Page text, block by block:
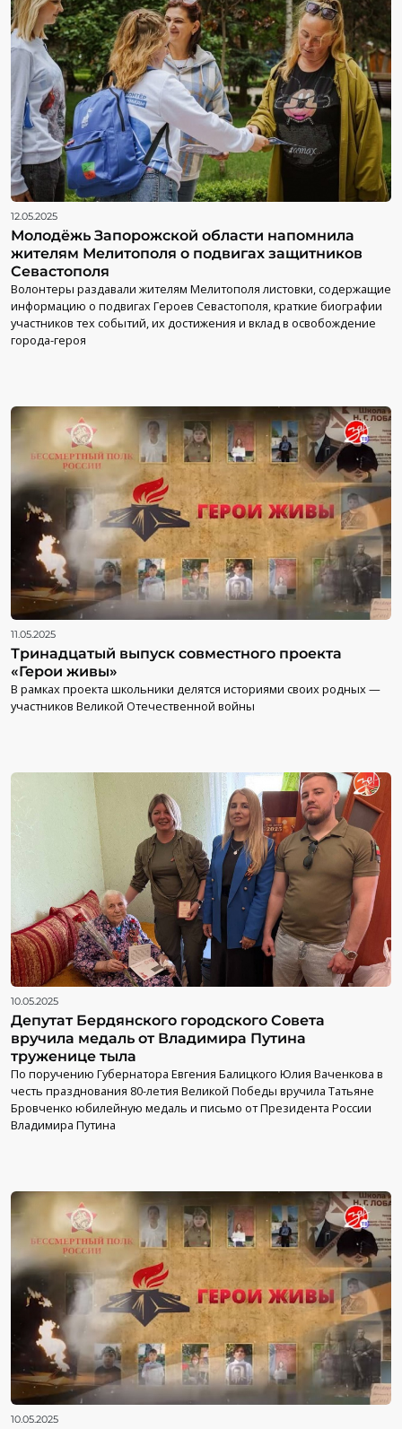
12.05.2025
Молодёжь Запорожской области напомнила
жителям Мелитополя о подвигах защитников
Севастополя
Волонтеры раздавали жителям Мелитополя листовки, содержащие
информацию о подвигах Героев Севастополя, краткие биографии
участников тех событий, их достижения и вклад в освобождение
города-героя
11.05.2025
Тринадцатый выпуск совместного проекта
«Герои живы»
В рамках проекта школьники делятся историями своих родных —
участников Великой Отечественной войны
10.05.2025
Депутат Бердянского городского Совета
вручила медаль от Владимира Путина
труженице тыла
По поручению Губернатора Евгения Балицкого Юлия Ваченкова в
честь празднования 80-летия Великой Победы вручила Татьяне
Бровченко юбилейную медаль и письмо от Президента России
Владимира Путина
10.05.2025